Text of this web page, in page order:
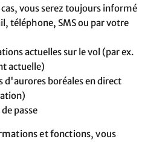
vous serez toujours informé
téléphone, SMS ou par votre
actuelles sur le vol (par ex.
actuelle)
d'aurores boréales en direct
passe
et fonctions, vous